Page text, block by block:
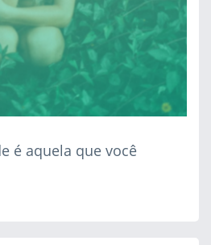
é aquela que você